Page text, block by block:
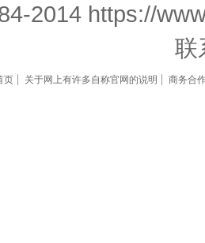
2014 https://
联
页 关于网上有许多自称官网的说明 商务合